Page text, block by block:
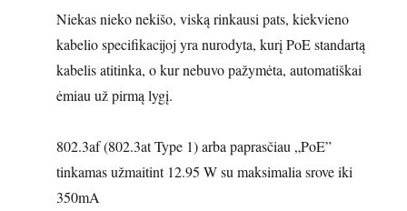
Niekas nieko nekišo, viską rinkausi pats, kiekvieno
kabelio specifikacijoj yra nurodyta, kurį PoE standartą
kabelis atitinka, o kur nebuvo pažymėta, automatiškai
ėmiau už pirmą lygį.
802.3af (802.3at Type 1) arba paprasčiau „PoE”
tinkamas užmaitint 12.95 W su maksimalia srove iki
350mA